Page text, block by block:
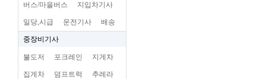
버스/마을버스 지입차기사
일당,시급 운전기사 배송
중장비기사
불도저 포크레인 지게차
집게차 덤프트럭 추레라